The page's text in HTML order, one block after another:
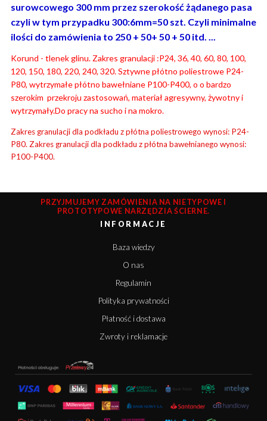
surowcowego 300 mm przez szerokość żądanego pasa
czyli w tym przypadku 300:6mm=50 szt. Czyli minimalne
ilości do zamówienia to 250 + 50+ 50 + 50 itd. ...
Korund - tlenek glinu. Zakres granulacji :P24, 36, 40, 60, 80, 100,
120, 150, 180, 220, 240, 320. Sztywne płótno poliestrowe P24-
P80, wytrzymałe płótno bawełniane P100-P400, o o bardzo
szerokim przekroju zastosowań, materiał agresywny, żywotny i
wytrzymały.Do pracy na sucho i na mokro.
Zakres granulacji dla podkładu z płótna poliestrowego wynosi: P24-
P80. Zakres granulacji dla podkładu z płótna bawełnianego wynosi:
P100-P400.
PRZYJMUJEMY ZAMÓWIENIA NA NIETYPOWE I
PROTOTYPOWE NARZĘDZIA ŚCIERNE.
INFORMACJE
Baza wiedzy
O nas
Regulamin
Polityka prywatności
Płatność i dostawa
Zwroty i reklamacje